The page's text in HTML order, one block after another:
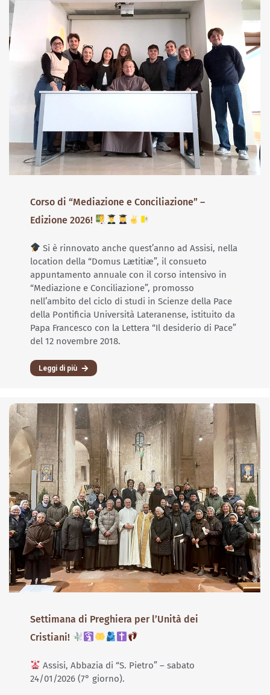
Corso di “Mediazione e Conciliazione” –
Edizione 2026!
Si è rinnovato anche quest’anno ad Assisi, nella
location della “Domus Lætitiæ”, il consueto
appuntamento annuale con il corso intensivo in
“Mediazione e Conciliazione”, promosso
nell’ambito del ciclo di studi in Scienze della Pace
della Pontificia Università Lateranense, istituito da
Papa Francesco con la Lettera “Il desiderio di Pace”
del 12 novembre 2018.
Leggi di più
Settimana di Preghiera per l’Unità dei
Cristiani!
Assisi, Abbazia di “S. Pietro” – sabato
24/01/2026 (7° giorno).